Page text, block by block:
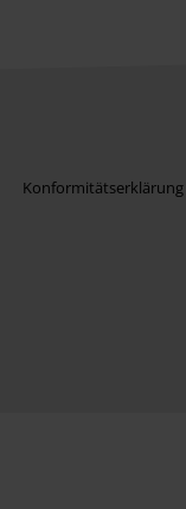
Konformitätserklärung